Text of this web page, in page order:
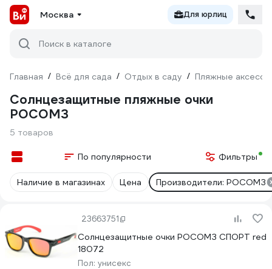
Москва Для юрлиц
Поиск в каталоге
Главная / Всё для сада / Отдых в саду / Пляжные
Солнцезащитные пляжные очки
РОСОМЗ
5 товаров
По популярности Фильтры
Наличие в магазинах Цена Производители: РОСОМЗ
23663751
Солнцезащитные очки РОСОМЗ СПОРТ red
18072
Пол: унисекс